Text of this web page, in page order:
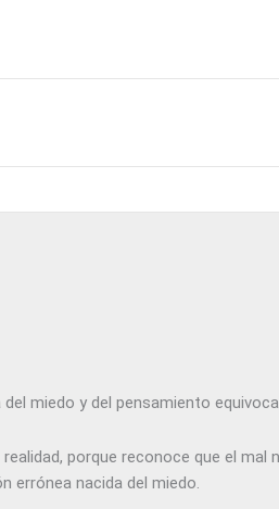
miedo y del pensamiento
porque reconoce que el mal
errónea nacida del miedo.